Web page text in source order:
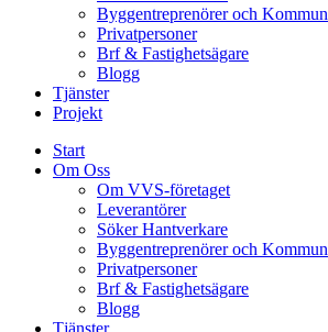
Byggentreprenörer och Kommun
Privatpersoner
Brf & Fastighetsägare
Blogg
Tjänster
Projekt
Start
Om Oss
Om VVS-företaget
Leverantörer
Söker Hantverkare
Byggentreprenörer och Kommun
Privatpersoner
Brf & Fastighetsägare
Blogg
Tjänster